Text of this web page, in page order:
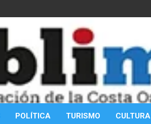
POLÍTICA TURISMO CULTURA